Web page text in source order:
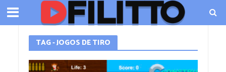
TAG - JOGOS DE TIRO